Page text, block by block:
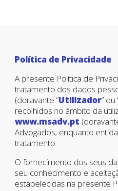
Política de Privacidade
A presente Política de
tratamento dos dados
(doravante “Utilizador” ou
recolhidos no âmbito da
www.msadv.pt
Advogados, enquanto
tratamento.
O fornecimento dos seus
seu conhecimento e
estabelecidas na presente